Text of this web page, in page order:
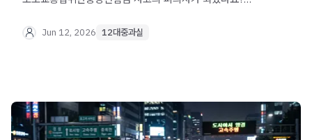
처벌을 피할 수 없는 중대한 사안입니다. 법무법인 오현
Jun 12, 2026 12대중과실